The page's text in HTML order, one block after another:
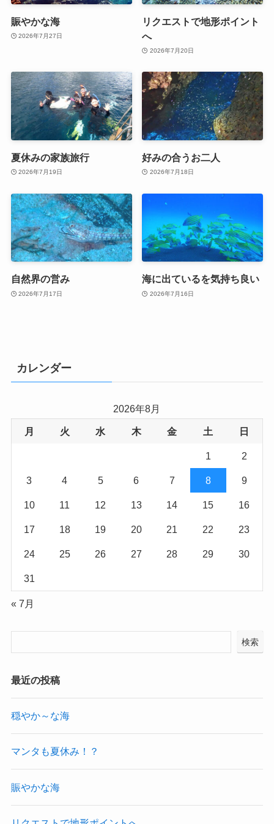
賑やかな海
2026年7月27日
リクエストで地形ポイント
へ
2026年7月20日
夏休みの家族旅行
2026年7月19日
好みの合うお二人
2026年7月18日
自然界の営み
2026年7月17日
海に出ているを気持ち良い
2026年7月16日
カレンダー
2026年8月
月 火 水 木 金 土 日
1 2
3 4 5 6 7 8 9
10 11 12 13 14 15 16
17 18 19 20 21 22 23
24 25 26 27 28 29 30
31
« 7月
検索
最近の投稿
穏やか～な海
マンタも夏休み！？
賑やかな海